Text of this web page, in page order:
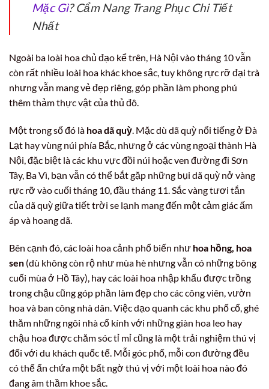
Mặc Gì? Cẩm Nang Trang Phục Chi Tiết
Nhất
Ngoài ba loài hoa chủ đạo kể trên, Hà Nội vào tháng 10 vẫn
còn rất nhiều loài hoa khác khoe sắc, tuy không rực rỡ đại trà
nhưng vẫn mang vẻ đẹp riêng, góp phần làm phong phú
thêm thảm thực vật của thủ đô.
Một trong số đó là hoa dã quỳ. Mặc dù dã quỳ nổi tiếng ở Đà
Lạt hay vùng núi phía Bắc, nhưng ở các vùng ngoại thành Hà
Nội, đặc biệt là các khu vực đồi núi hoặc ven đường đi Sơn
Tây, Ba Vì, bạn vẫn có thể bắt gặp những bụi dã quỳ nở vàng
rực rỡ vào cuối tháng 10, đầu tháng 11. Sắc vàng tươi tắn
của dã quỳ giữa tiết trời se lạnh mang đến một cảm giác ấm
áp và hoang dã.
Bên cạnh đó, các loài hoa cảnh phổ biến như hoa hồng, hoa
sen (dù không còn rộ như mùa hè nhưng vẫn có những bông
cuối mùa ở Hồ Tây), hay các loài hoa nhập khẩu được trồng
trong chậu cũng góp phần làm đẹp cho các công viên, vườn
hoa và ban công nhà dân. Việc dạo quanh các khu phố cổ, ghé
thăm những ngôi nhà cổ kính với những giàn hoa leo hay
chậu hoa được chăm sóc tỉ mỉ cũng là một trải nghiệm thú vị
đối với du khách quốc tế. Mỗi góc phố, mỗi con đường đều
có thể ẩn chứa một bất ngờ thú vị với một loài hoa nào đó
đang âm thầm khoe sắc.